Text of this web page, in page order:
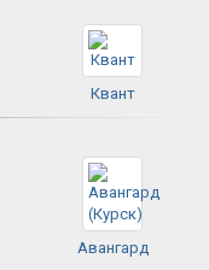
Квант
Авангард